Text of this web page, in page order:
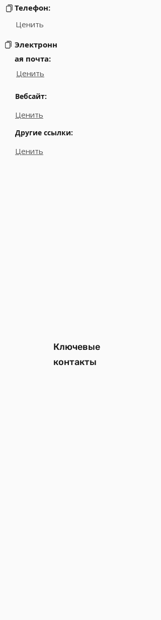
Телефон:
Ценить
Электронн
ая почта:
Ценить
Вебсайт:
Ценить
Другие ссылки:
Ценить
Ключевые
контакты